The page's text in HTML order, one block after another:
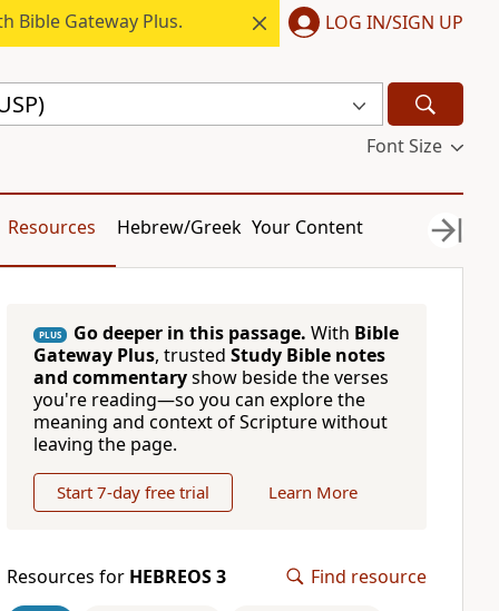
Bible Gateway Plus. LOG IN/SIGN UP
Font Size
Resources Hebrew/Greek Your Content
PLUS Go deeper in this passage. With Bible
Gateway Plus, trusted Study Bible notes
and commentaryshow beside the verses
you're reading—so you can explore the
meaning and context of Scripture without
leaving the page.
Start 7-day free trial Learn More
Resources for HEBREOS 3 Find resource